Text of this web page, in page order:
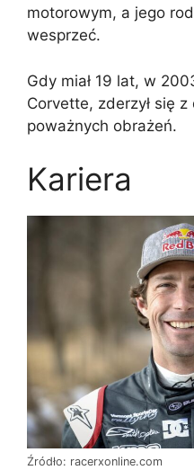
motorowym, a jego
wesprzeć.
Gdy miał 19 lat, w
Corvette, zderzył się
poważnych obrażeń.
Kariera
Źródło: racerxonline.com